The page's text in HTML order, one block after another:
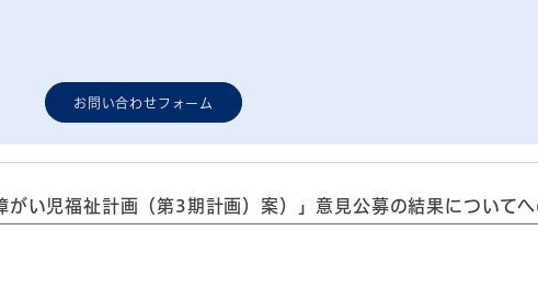
お問い合わせフォーム
い児福祉計画（第3期計画）案）」意見公募の結果について